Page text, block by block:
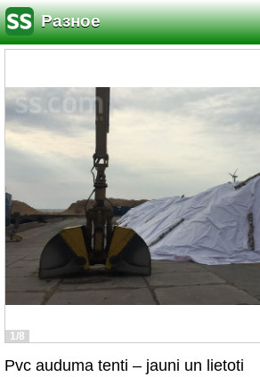
Разное
1/8
Pvc auduma tenti – jauni un lietoti